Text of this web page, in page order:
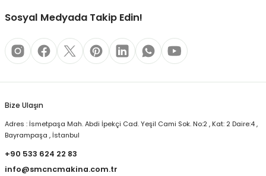
Sosyal Medyada Takip Edin!
Bize Ulaşın
Adres : İsmetpaşa Mah. Abdi İpekçi Cad. Yeşil Cami Sok. No:2 , Kat: 2 Daire:4 ,
Bayrampaşa , İstanbul
+90 533 624 22 83
info@smcncmakina.com.tr